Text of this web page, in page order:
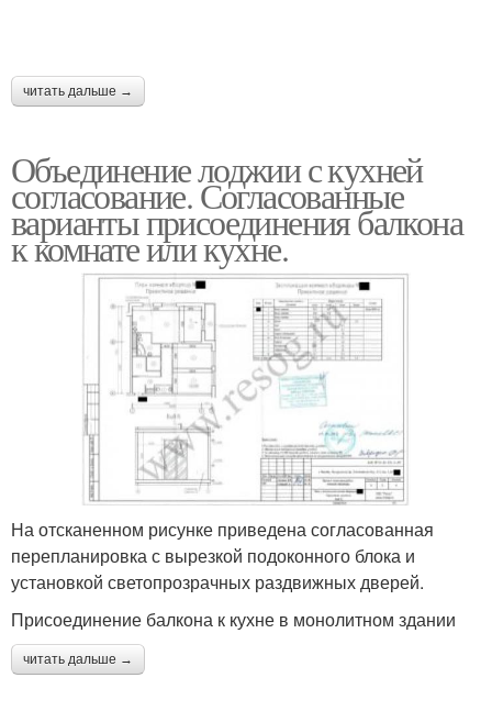
читать дальше →
Объединение лоджии с кухней
согласование. Согласованные
варианты присоединения балкона
к комнате или кухне.
На отсканенном рисунке приведена согласованная
перепланировка с вырезкой подоконного блока и
установкой светопрозрачных раздвижных дверей.
Присоединение балкона к кухне в монолитном здании
читать дальше →